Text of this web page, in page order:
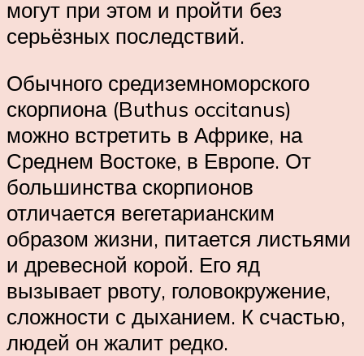
могут при этом и пройти без
серьёзных последствий.
Обычного средиземноморского
скорпиона (Buthus occitanus)
можно встретить в Африке, на
Среднем Востоке, в Европе. От
большинства скорпионов
отличается вегетарианским
образом жизни, питается листьями
и древесной корой. Его яд
вызывает рвоту, головокружение,
сложности с дыханием. К счастью,
людей он жалит редко.